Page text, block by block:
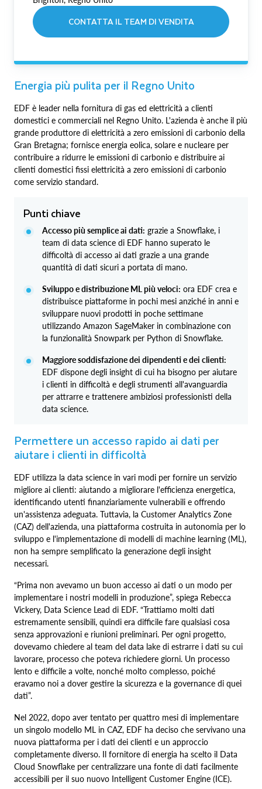
CONTATTA IL TEAM DI VENDITA
Energia più pulita per il Regno Unito
EDF è leader nella fornitura di gas ed elettricità a clienti
domestici e commerciali nel Regno Unito. L'azienda è anche il più
grande produttore di elettricità a zero emissioni di carbonio della
Gran Bretagna; fornisce energia eolica, solare e nucleare per
contribuire a ridurre le emissioni di carbonio e distribuire ai
clienti domestici fissi elettricità a zero emissioni di carbonio
come servizio standard.
Punti chiave
Accesso più semplice ai dati: grazie a Snowflake, i
team di data science di EDF hanno superato le
difficoltà di accesso ai dati grazie a una grande
quantità di dati sicuri a portata di mano.
Sviluppo e distribuzione ML più veloci: ora EDF crea e
distribuisce piattaforme in pochi mesi anziché in anni e
sviluppare nuovi prodotti in poche settimane
utilizzando Amazon SageMaker in combinazione con
la funzionalità Snowpark per Python di Snowflake.
Maggiore soddisfazione dei dipendenti e dei clienti:
EDF dispone degli insight di cui ha bisogno per aiutare
i clienti in difficoltà e degli strumenti all'avanguardia
per attrarre e trattenere ambiziosi professionisti della
data science.
Permettere un accesso rapido ai dati per
aiutare i clienti in difficoltà
EDF utilizza la data science in vari modi per fornire un servizio
migliore ai clienti: aiutando a migliorare l'efficienza energetica,
identificando utenti finanziariamente vulnerabili e offrendo
un'assistenza adeguata. Tuttavia, la Customer Analytics Zone
(CAZ) dell'azienda, una piattaforma costruita in autonomia per lo
sviluppo e l'implementazione di modelli di machine learning (ML),
non ha sempre semplificato la generazione degli insight
necessari.
“Prima non avevamo un buon accesso ai dati o un modo per
implementare i nostri modelli in produzione”, spiega Rebecca
Vickery, Data Science Lead di EDF. “Trattiamo molti dati
estremamente sensibili, quindi era difficile fare qualsiasi cosa
senza approvazioni e riunioni preliminari. Per ogni progetto,
dovevamo chiedere al team del data lake di estrarre i dati su cui
lavorare, processo che poteva richiedere giorni. Un processo
lento e difficile a volte, nonché molto complesso, poiché
eravamo noi a dover gestire la sicurezza e la governance di quei
dati”.
Nel 2022, dopo aver tentato per quattro mesi di implementare
un singolo modello ML in CAZ, EDF ha deciso che servivano una
nuova piattaforma per i dati dei clienti e un approccio
completamente diverso. Il fornitore di energia ha scelto il Data
Cloud Snowflake per centralizzare una fonte di dati facilmente
accessibili per il suo nuovo Intelligent Customer Engine (ICE).